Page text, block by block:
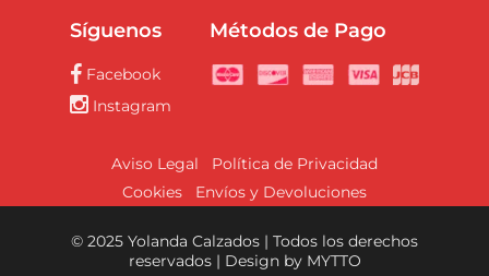
Síguenos
Facebook
Instagram
Métodos de Pago
Aviso Legal
Política de Privacidad
Cookies
Envíos y Devoluciones
© 2025 Yolanda Calzados | Todos los derechos
reservados | Design by MYTTO